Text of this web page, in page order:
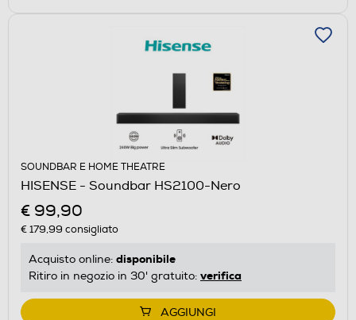
SOUNDBAR E HOME THEATRE
HISENSE - Soundbar HS2100-Nero
€ 99,90
€ 179,99 consigliato
Acquisto online: disponibile
Ritiro in negozio in 30' gratuito: verifica
AGGIUNGI